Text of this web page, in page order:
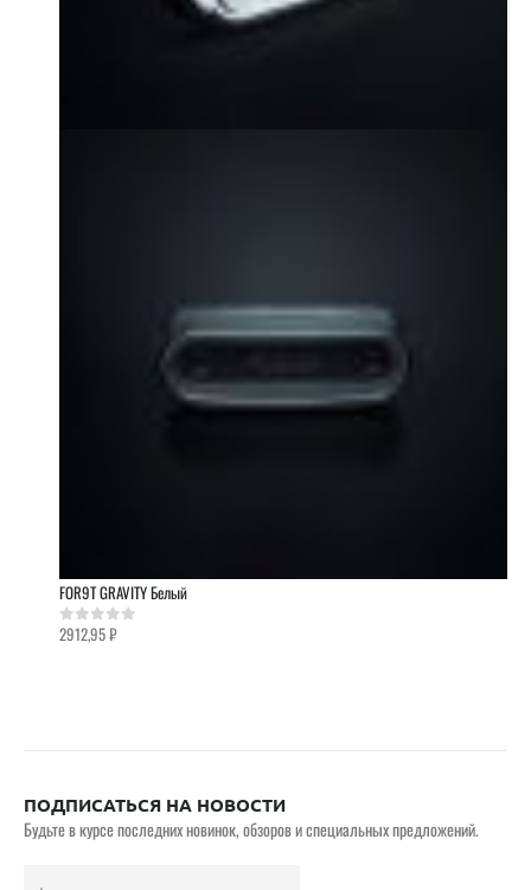
FOR9T GRAVITY Белый
0out of 5
2912,95₽
ПОДПИСАТЬСЯ НА НОВОСТИ
Будьте в курсе последних новинок, обзоров и специальных предложений.